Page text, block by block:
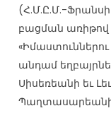
(Հ.Մ.Ը.Մ.-Ֆրանսի
բացման առիթով
«Իմաստուններու
անդամ
Սիսեռեանի եւ